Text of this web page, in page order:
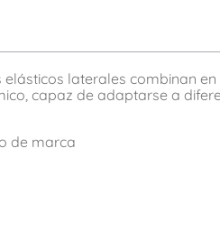
laterales combinan
capaz de adaptarse a
de marca